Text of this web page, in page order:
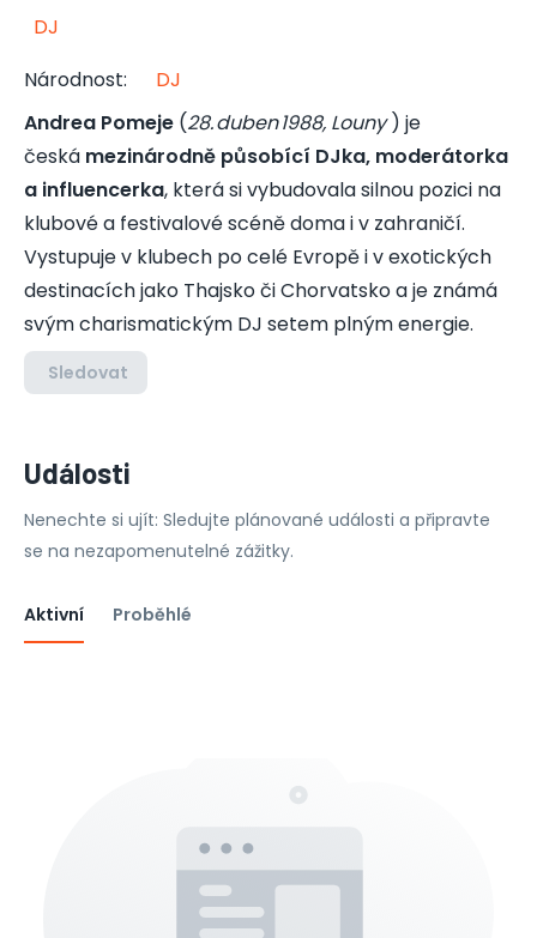
DJ
Národnost:
DJ
Andrea Pomeje (28. duben 1988, Louny) je
česká mezinárodně působící DJka, moderátorka
a influencerka, která si vybudovala silnou pozici na
klubové a festivalové scéně doma i v zahraničí.
Vystupuje v klubech po celé Evropě i v exotických
destinacích jako Thajsko či Chorvatsko a je známá
svým charismatickým DJ setem plným energie.
Sledovat
Události
Nenechte si ujít: Sledujte plánované události a připravte
se na nezapomenutelné zážitky.
Aktivní Proběhlé